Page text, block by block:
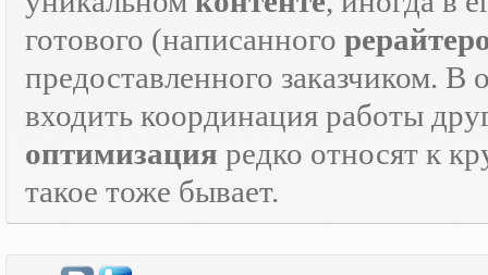
готового (написанного
предоставленного заказчиком. В
входить координация работы
оптимизация редко относят к
такое тоже бывает.